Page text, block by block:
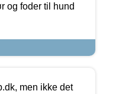
og foder til hund
men ikke det